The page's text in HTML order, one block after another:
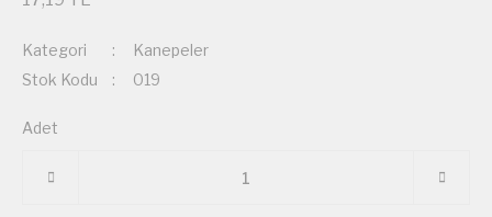
Kategori
Kanepeler
Stok Kodu
019
Adet